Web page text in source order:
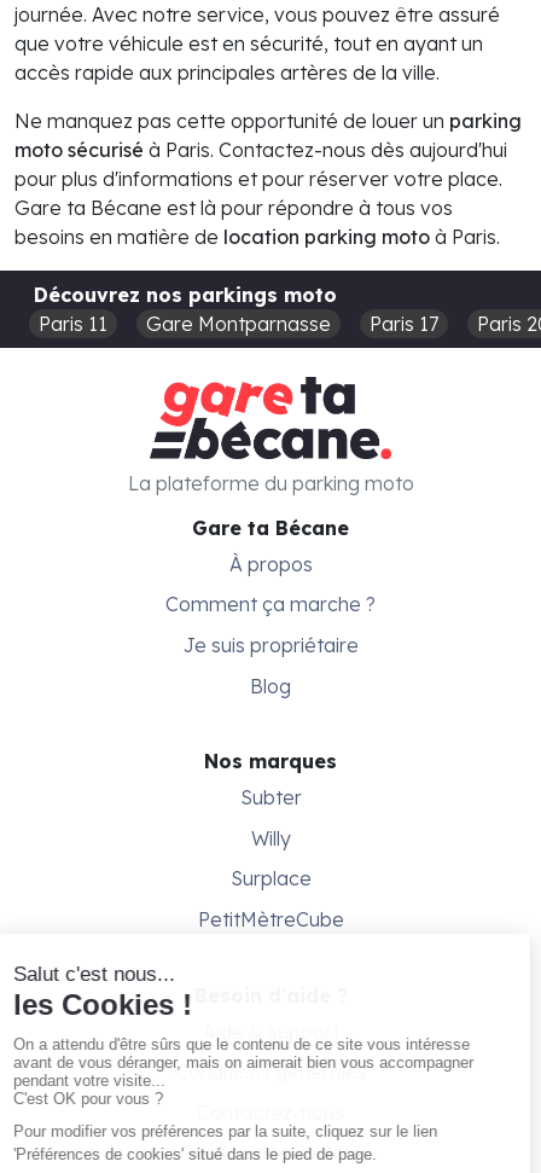
journée. Avec notre service, vous pouvez être assuré
que votre véhicule est en sécurité, tout en ayant un
accès rapide aux principales artères de la ville.
Ne manquez pas cette opportunité de louer un parking
moto sécurisé à Paris. Contactez-nous dès aujourd'hui
pour plus d'informations et pour réserver votre place.
Gare ta Bécane est là pour répondre à tous vos
besoins en matière de location parking moto à Paris.
Découvrez nos parkings moto
Paris 11
Gare Montparnasse Paris 17 Paris
Gare ta Bécane
À propos
Comment ça marche ?
Je suis propriétaire
Blog
Nos marques
Subter
Willy
Surplace
PetitMètreCube
Conditions générales
Gestion des cookies
La plateforme du parking moto